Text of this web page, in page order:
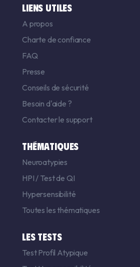
LIENS UTILES
A propos
Charte de confiance
FAQ
Presse
Conseils de sécurité
Besoin d'aide ?
Contacter le support
THÉMATIQUES
Neuroatypies
HPI / Test de QI
Hypersensibilité
Toutes les thématiques
LES TESTS
Test Profil Atypique